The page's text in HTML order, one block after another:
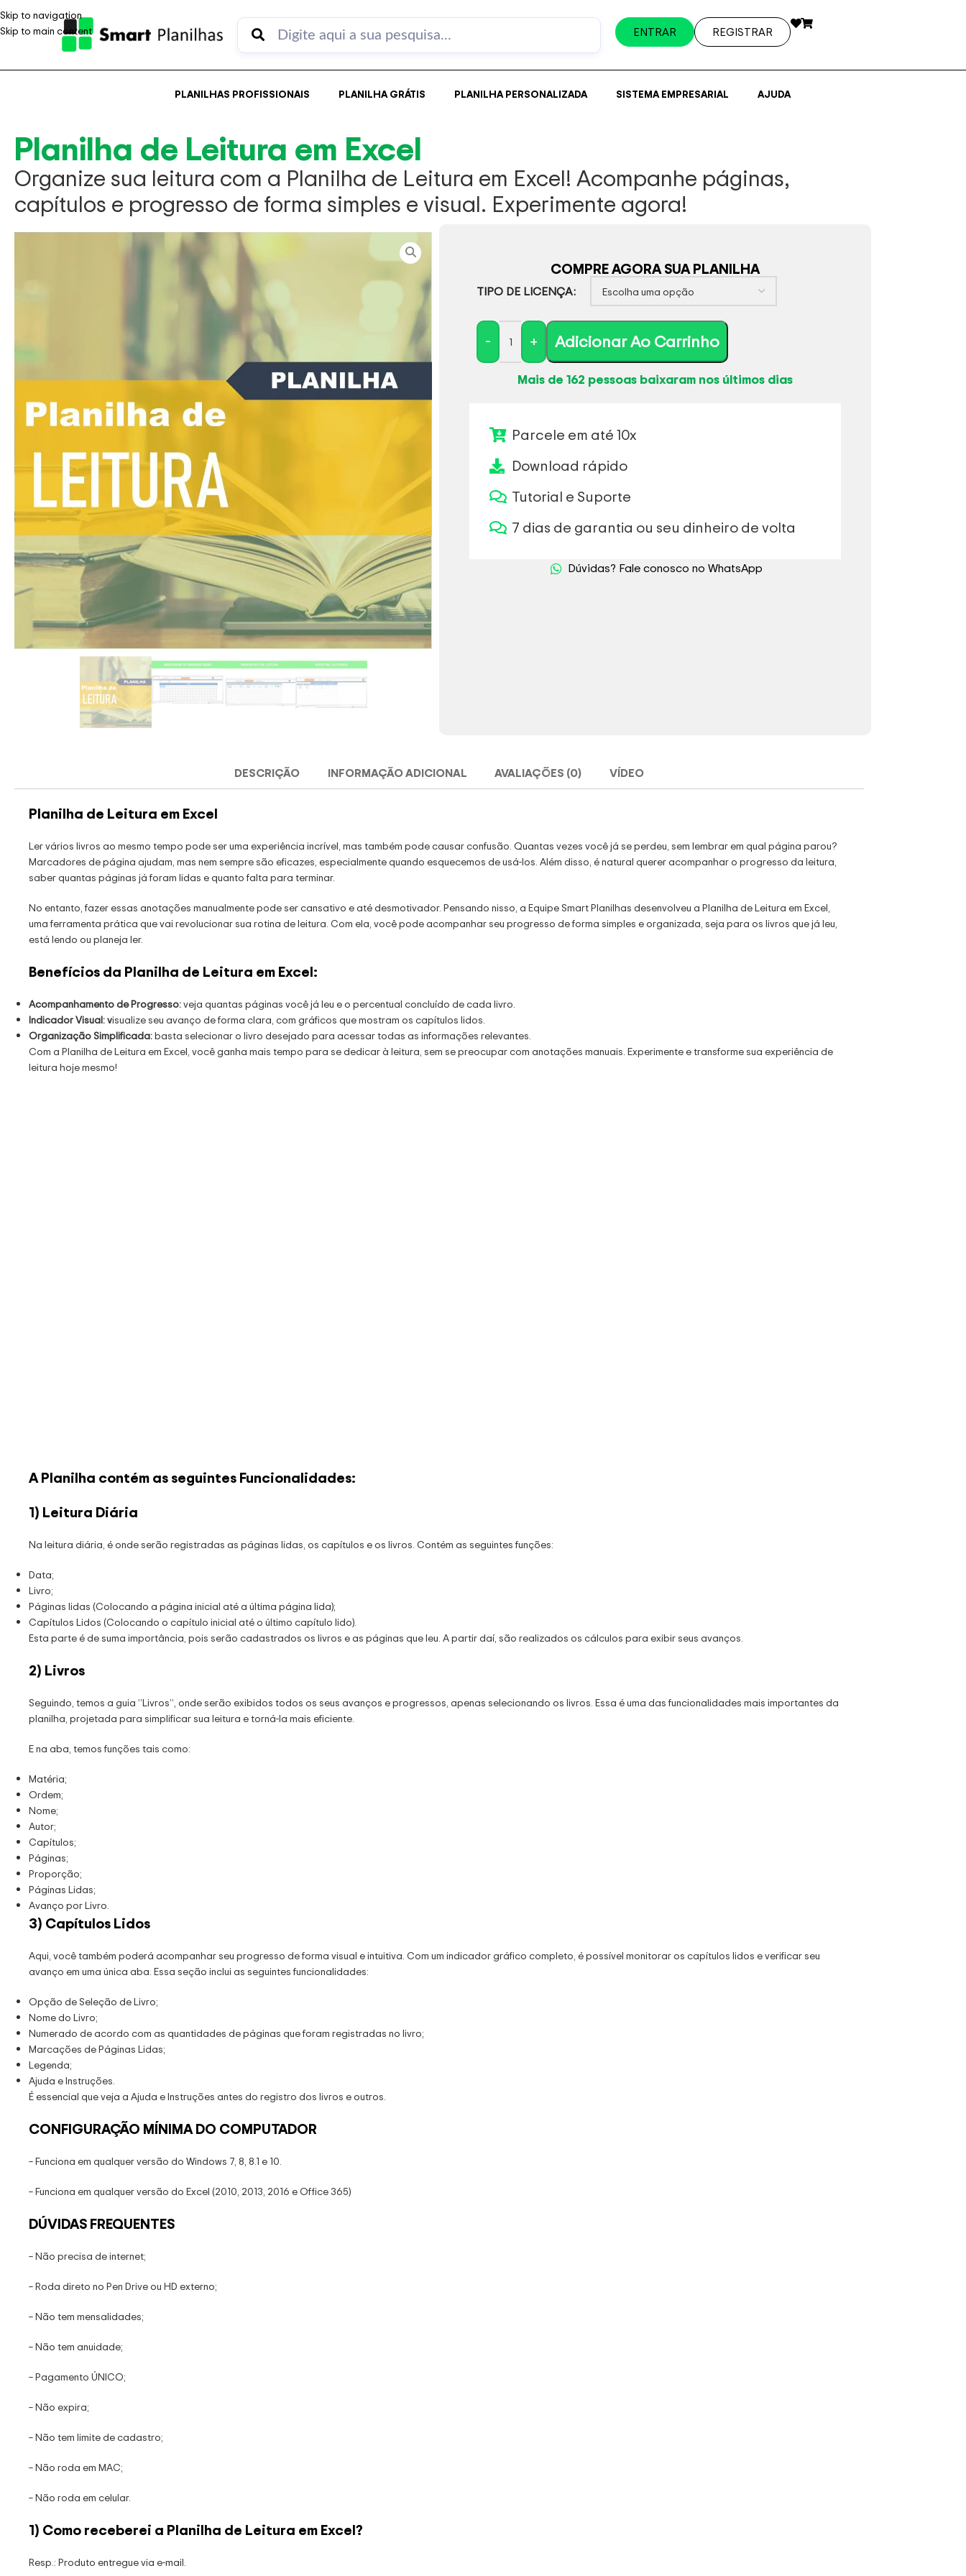
Skip to navigation
Skip to main content
ENTRAR REGISTRAR
PLANILHAS PROFISSIONAIS PLANILHA GRÁTIS PLANILHA PERSONALIZADA SISTEMA EMPRESARIAL AJUDA
Planilha de Leitura em Excel
Organize sua leitura com a Planilha de Leitura em Excel! Acompanhe páginas,
capítulos e progresso de forma simples e visual. Experimente agora!
COMPRE AGORA SUA PLANILHA
TIPO DE LICENÇA
- + Adicionar Ao Carrinho
Mais de 162 pessoas baixaram nos últimos dias
Parcele em até 10x
Download rápido
Tutorial e Suporte
7 dias de garantia ou seu dinheiro de volta
Dúvidas? Fale conosco no WhatsApp
DESCRIÇÃO INFORMAÇÃO ADICIONAL AVALIAÇÕES (0) VÍDEO
Planilha de Leitura em Excel
Ler vários livros ao mesmo tempo pode ser uma experiência incrível, mas também pode causar confusão. Quantas vezes você já se perdeu, sem lembrar em qual página parou?
Marcadores de página ajudam, mas nem sempre são eficazes, especialmente quando esquecemos de usá-los. Além disso, é natural querer acompanhar o progresso da leitura,
saber quantas páginas já foram lidas e quanto falta para terminar.
No entanto, fazer essas anotações manualmente pode ser cansativo e até desmotivador. Pensando nisso, a Equipe Smart Planilhas desenvolveu a Planilha de Leitura em Excel,
uma ferramenta prática que vai revolucionar sua rotina de leitura. Com ela, você pode acompanhar seu progresso de forma simples e organizada, seja para os livros que já leu,
está lendo ou planeja ler.
Benefícios da Planilha de Leitura em Excel:
Acompanhamento de Progresso:veja quantas páginas você já leu e o percentual concluído de cada livro.
Indicador Visual: visualize seu avanço de forma clara, com gráficos que mostram os capítulos lidos.
Organização Simplificada:basta selecionar o livro desejado para acessar todas as informações relevantes.
Com a Planilha de Leitura em Excel, você ganha mais tempo para se dedicar à leitura, sem se preocupar com anotações manuais. Experimente e transforme sua experiência de
leitura hoje mesmo!
A Planilha contém as seguintes Funcionalidades:
1) Leitura Diária
Na leitura diária, é onde serão registradas as páginas lidas, os capítulos e os livros. Contém as seguintes funções:
Data;
Livro;
Páginas lidas (Colocando a página inicial até a última página lida);
Capítulos Lidos (Colocando o capítulo inicial até o último capítulo lido).
Esta parte é de suma importância, pois serão cadastrados os livros e as páginas que leu. A partir daí, são realizados os cálculos para exibir seus avanços.
2) Livros
Seguindo, temos a guia “Livros”, onde serão exibidos todos os seus avanços e progressos, apenas selecionando os livros. Essa é uma das funcionalidades mais importantes da
planilha, projetada para simplificar sua leitura e torná-la mais eficiente.
E na aba, temos funções tais como:
Matéria;
Ordem;
Nome;
Autor;
Capítulos;
Páginas;
Proporção;
Páginas Lidas;
Avanço por Livro.
3) Capítulos Lidos
Aqui, você também poderá acompanhar seu progresso de forma visual e intuitiva. Com um indicador gráfico completo, é possível monitorar os capítulos lidos e verificar seu
avanço em uma única aba. Essa seção inclui as seguintes funcionalidades:
Opção de Seleção de Livro;
Nome do Livro;
Numerado de acordo com as quantidades de páginas que foram registradas no livro;
Marcações de Páginas Lidas;
Legenda;
Ajuda e Instruções.
É essencial que veja a Ajuda e Instruções antes do registro dos livros e outros.
CONFIGURAÇÃO MÍNIMA DO COMPUTADOR
– Funciona em qualquer versão do Windows 7, 8, 8.1 e 10.
– Funciona em qualquer versão do Excel (2010, 2013, 2016 e Office 365)
DÚVIDAS FREQUENTES
– Não precisa de internet;
– Roda direto no Pen Drive ou HD externo;
– Não tem mensalidades;
– Não tem anuidade;
– Pagamento ÚNICO;
– Não expira;
– Não tem limite de cadastro;
– Não roda em MAC;
– Não roda em celular.
1) Como receberei a Planilha de Leitura em Excel?
Resp.: Produto entregue via e-mail.